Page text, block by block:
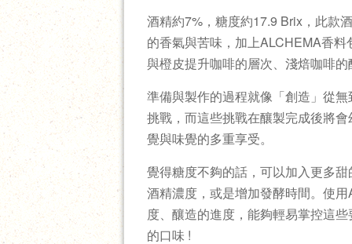
酒精約7%，糖度約17.9 Brix，此款
的香氣與苦味，加上ALCHEMA香
與橙皮提升咖啡的層次、淺焙咖啡
準備與製作的過程就像「創造」從
挑戰，而這些挑戰在釀製完成後將
覺與味覺的多重享受。
覺得糖度不夠的話，可以加入更多
酒精濃度，或是增加發酵時間。使
度、釀造的進度，能夠輕易掌控這
的口味 !